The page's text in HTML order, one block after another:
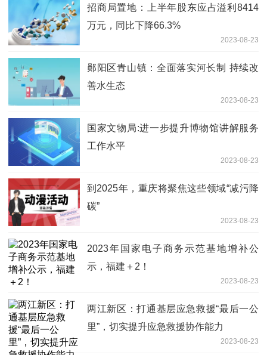
招商局置地：上半年股东应占溢利8414
万元，同比下降66.3%
2023-08-23
郧阳区青山镇：全面落实河长制 持续改
善水生态
2023-08-23
国家文物局:进一步提升博物馆讲解服务
工作水平
2023-08-23
到2025年，重庆将聚焦这些领域“减污降
碳”
2023-08-23
2023年国家电子商务示范基地增补公
示，福建＋2！
2023-08-23
两江新区：打通基层应急救援“最后一公
里”，切实提升应急救援协作能力
2023-08-23